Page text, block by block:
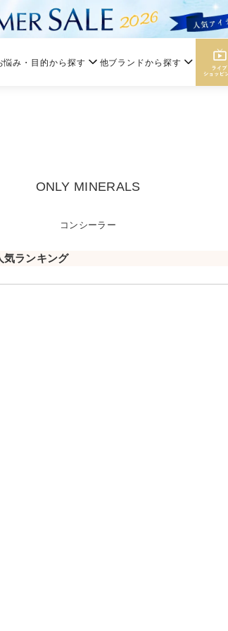
悩み・目的から探す 他ブランドから探す
ONLY MINERALS
コンシーラー
気ランキング